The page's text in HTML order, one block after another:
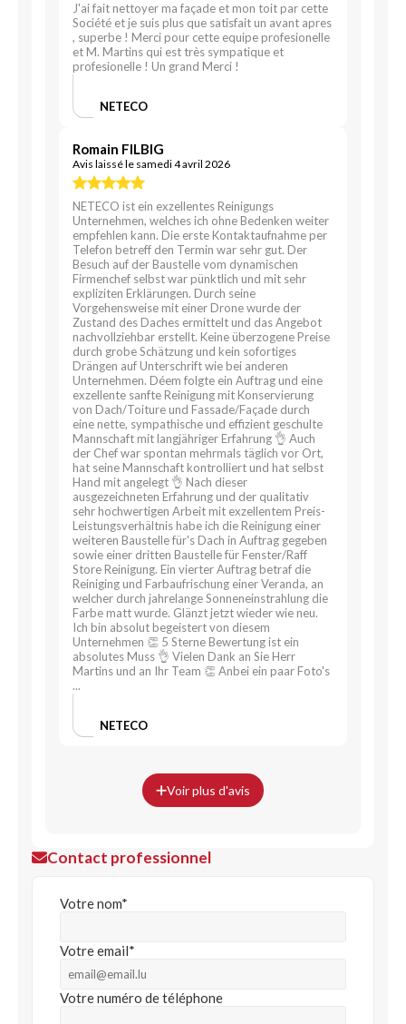
J'ai fait nettoyer ma façade et mon toit par cette
Société et je suis plus que satisfait un avant apres
, superbe ! Merci pour cette equipe profesionelle
et M. Martins qui est très sympatique et
profesionelle ! Un grand Merci !
NETECO
Romain FILBIG
Avis laissé le samedi 4 avril 2026
NETECO ist ein exzellentes Reinigungs
Unternehmen, welches ich ohne Bedenken weiter
empfehlen kann. Die erste Kontaktaufnahme per
Telefon betreff den Termin war sehr gut. Der
Besuch auf der Baustelle vom dynamischen
Firmenchef selbst war pünktlich und mit sehr
expliziten Erklärungen. Durch seine
Vorgehensweise mit einer Drone wurde der
Zustand des Daches ermittelt und das Angebot
nachvollziehbar erstellt. Keine überzogene Preise
durch grobe Schätzung und kein sofortiges
Drängen auf Unterschrift wie bei anderen
Unternehmen. Déem folgte ein Auftrag und eine
exzellente sanfte Reinigung mit Konservierung
von Dach/Toiture und Fassade/Façade durch
eine nette, sympathische und effizient geschulte
Mannschaft mit langjähriger Erfahrung 👌 Auch
der Chef war spontan mehrmals täglich vor Ort,
hat seine Mannschaft kontrolliert und hat selbst
Hand mit angelegt 👌 Nach dieser
ausgezeichneten Erfahrung und der qualitativ
sehr hochwertigen Arbeit mit exzellentem Preis-
Leistungsverhältnis habe ich die Reinigung einer
weiteren Baustelle für's Dach in Auftrag gegeben
sowie einer dritten Baustelle für Fenster/Raff
Store Reinigung. Ein vierter Auftrag betraf die
Reiniging und Farbaufrischung einer Veranda, an
welcher durch jahrelange Sonneneinstrahlung die
Farbe matt wurde. Glänzt jetzt wieder wie neu.
Ich bin absolut begeistert von diesem
Unternehmen 👏 5 Sterne Bewertung ist ein
absolutes Muss 👌 Vielen Dank an Sie Herr
Martins und an Ihr Team 👏 Anbei ein paar Foto's
...
NETECO
Voir plus d'avis
Contact professionnel
Votre nom*
Votre email*
Votre numéro de téléphone